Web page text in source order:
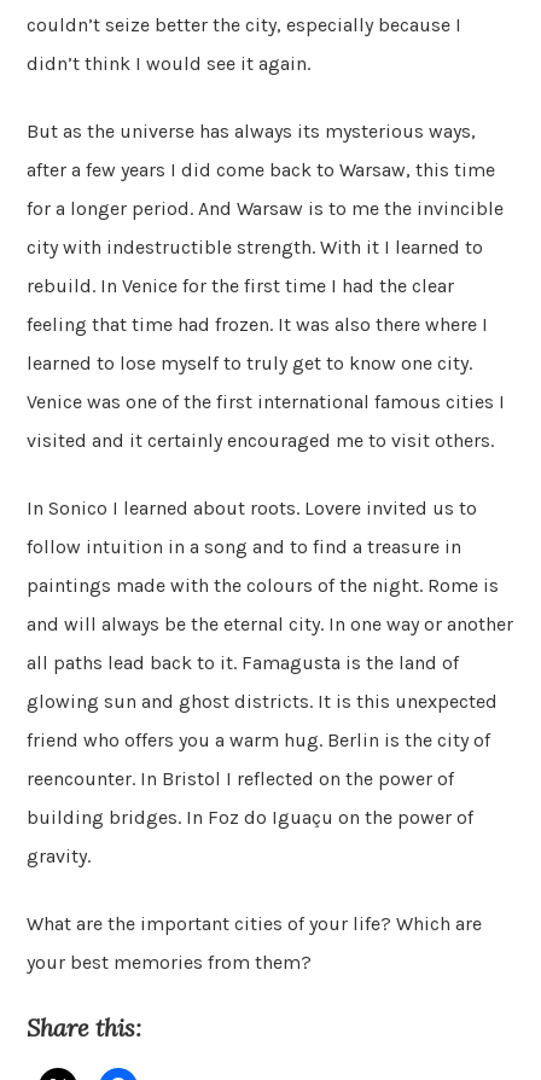
couldn’t seize better the city, especially because I
didn’t think I would see it again.
But as the universe has always its mysterious ways,
after a few years I did come back to Warsaw, this time
for a longer period. And Warsaw is to me the invincible
city with indestructible strength. With it I learned to
rebuild. In Venice for the first time I had the clear
feeling that time had frozen. It was also there where I
learned to lose myself to truly get to know one city.
Venice was one of the first international famous cities I
visited and it certainly encouraged me to visit others.
In Sonico I learned about roots. Lovere invited us to
follow intuition in a song and to find a treasure in
paintings made with the colours of the night. Rome is
and will always be the eternal city. In one way or another
all paths lead back to it. Famagusta is the land of
glowing sun and ghost districts. It is this unexpected
friend who offers you a warm hug. Berlin is the city of
reencounter. In Bristol I reflected on the power of
building bridges. In Foz do Iguaçu on the power of
gravity.
What are the important cities of your life? Which are
your best memories from them?
Share this: